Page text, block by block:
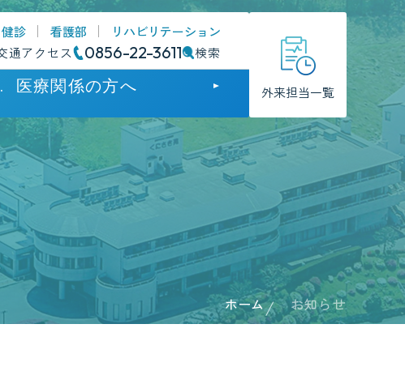
診 看護部
リハビリテーション
通アクセス 0856-22-3611 検索
部門
へのお知らせ
要
後方支援病院
保護について
医療関係の方へ
部門
外来担当一覧
ホーム お知らせ